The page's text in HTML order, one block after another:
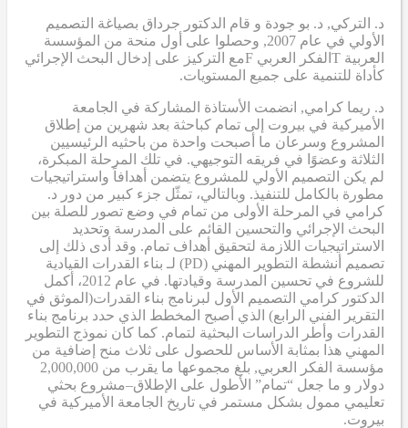
د. التركي, د. بو جودة و قام الدكتور جرداق بصياغة التصميم
الأولي في عام 2007,
وحصلوا على أول منحة من المؤسسة
العربية T الفكر العربي Fمع التركيز على إدخال البحث الإجرائي
كأداة للتنمية على جميع المستويات.
د. ريما كرامي, انضمت الأستاذة المشاركة في الجامعة
الأميركية في بيروت إلى تمام كباحثة بعد شهرين من إطلاق
المشروع وسرعان ما أصبحت واحدة من باحثيه الرئيسيين
الثلاثة وعضوًا في فريقه التوجيهي. في تلك المرحلة المبكرة،
لم يكن التصميم الأولي للمشروع يتضمن أهدافاً واستراتيجيات
مطورة بالكامل للتنفيذ. وبالتالي، تمثّل جزء كبير من دور د.
كرامي في المرحلة الأولى من تمام في وضع تصور للصلة بين
البحث الإجرائي والتحسين القائم على المدرسة وتحديد
الاستراتيجيات اللازمة لتحقيق أهداف تمام. وقد أدى ذلك إلى
تصميم أنشطة التطوير المهني (PD)
لـ بناء القدرات القيادية
للشروع في تحسين المدرسة وقيادتها. في عام 2012، أكمل
الدكتور كرامي التصميم الأول لبرنامج بناء القدرات(الموثق في
التقرير الفني الرابع) الذي أصبح المخطط الذي حدد برنامج بناء
القدرات وأطر الدراسات البحثية لتمام. كما كان نموذج التطوير
المهني هذا بمثابة الأساس للحصول على ثلاث منح إضافية من
مؤسسة الفكر العربي,
بلغ مجموعها ما يقرب من 2,000,000
دولار و ما جعل “تمام” الأطول على الإطلاق–مشروع بحثي
تعليمي ممول بشكل مستمر في تاريخ الجامعة الأميركية في
بيروت.